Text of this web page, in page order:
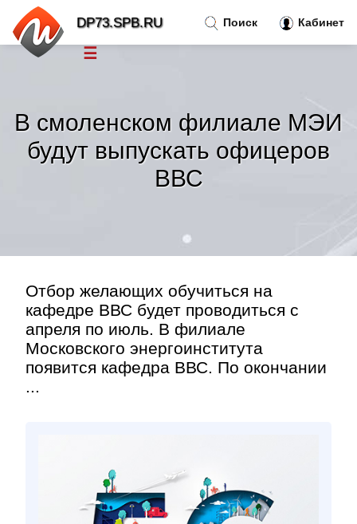
В смоленском филиале МЭИ
будут выпускать офицеров
ВВС
Отбор желающих обучиться на
кафедре ВВС будет проводиться с
апреля по июль. В филиале
Московского энергоинститута
появится кафедра ВВС. По окончании
...
Поиск Кабинет
DP73.SPB.RU
☰
Тренды новостей »